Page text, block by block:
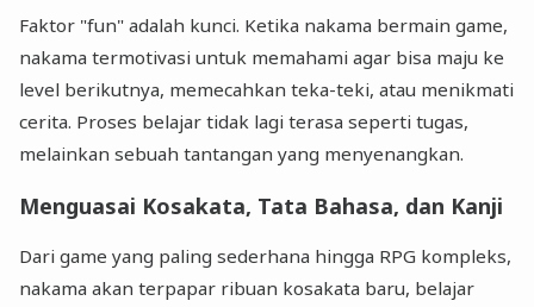
Faktor "fun" adalah kunci. Ketika nakama bermain game,
nakama termotivasi untuk memahami agar bisa maju ke
level berikutnya, memecahkan teka-teki, atau menikmati
cerita. Proses belajar tidak lagi terasa seperti tugas,
melainkan sebuah tantangan yang menyenangkan.
Menguasai Kosakata, Tata Bahasa, dan Kanji
Dari game yang paling sederhana hingga RPG kompleks,
nakama akan terpapar ribuan kosakata baru, belajar